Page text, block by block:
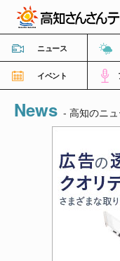
ニュース
イベント
高知
News - 高知のニ